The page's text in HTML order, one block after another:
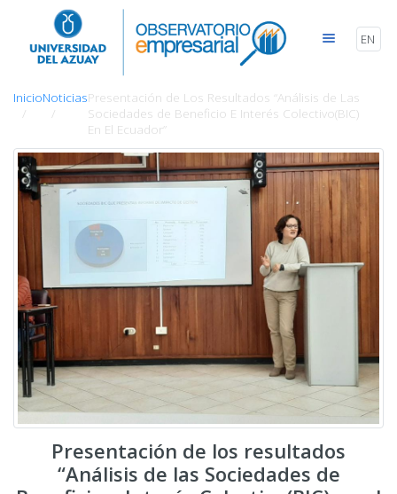
EN
InicioNoticiasPresentación de Los Resultados “Análisis de Las
Sociedades de Beneficio E Interés Colectivo(BIC)
En El Ecuador”
Presentación de los resultados
“Análisis de las Sociedades de